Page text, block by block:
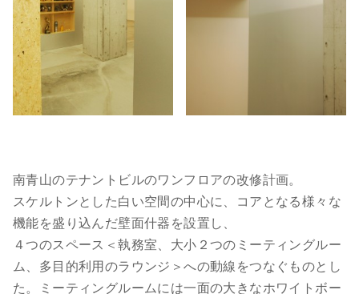
南青山のテナントビルのワンフロアの改修計画。
スケルトンとした白い空間の中心に、コアとなる様々な
機能を盛り込んだ壁面什器を設置し、
４つのスペース＜執務室、大小２つのミーティングルー
ム、多目的利用のラウンジ＞への動線をつなぐものとし
た。ミーティングルームには一面の大きなホワイトボー